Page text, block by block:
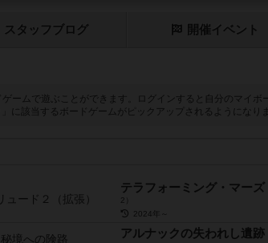
スタッフ ブログ 開催イベント
ゲームで遊ぶことができます。ログインすると自分のマイ
に該当するボードゲームがピックアップされるようになりま
テラフォーミング・マーズ
2）
2024年～
アルナックの失われし遺